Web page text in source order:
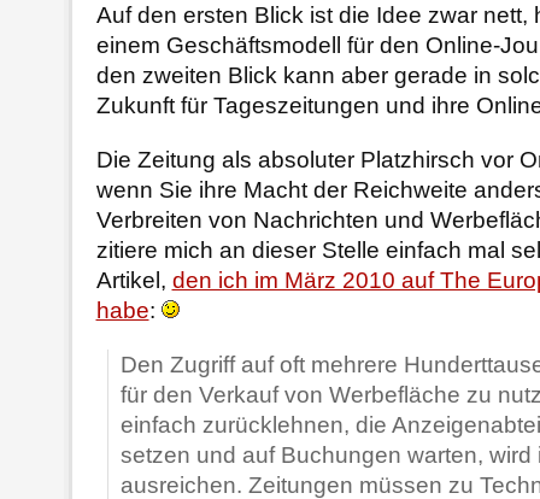
Auf den ersten Blick ist die Idee zwar nett,
einem Geschäftsmodell für den Online-
den zweiten Blick kann aber gerade in
Zukunft für Tageszeitungen und ihre
Die Zeitung als absoluter Platzhirsch vor
wenn Sie ihre Macht der Reichweite
Verbreiten von Nachrichten und
zitiere mich an dieser Stelle einfach mal
Artikel, den ich im März 2010 auf The
habe:
Den Zugriff auf oft mehrere
für den Verkauf von Werbefläche zu
einfach zurücklehnen, die
setzen und auf Buchungen warten,
ausreichen. Zeitungen müssen zu